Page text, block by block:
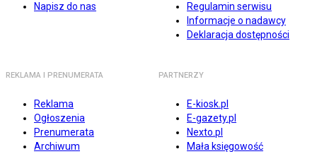
Napisz do nas
Regulamin serwisu
Informacje o nadawcy
Deklaracja dostępności
REKLAMA I PRENUMERATA
Reklama
Ogłoszenia
Prenumerata
Archiwum
PARTNERZY
E-kiosk.pl
E-gazety.pl
Nexto.pl
Mała księgowość